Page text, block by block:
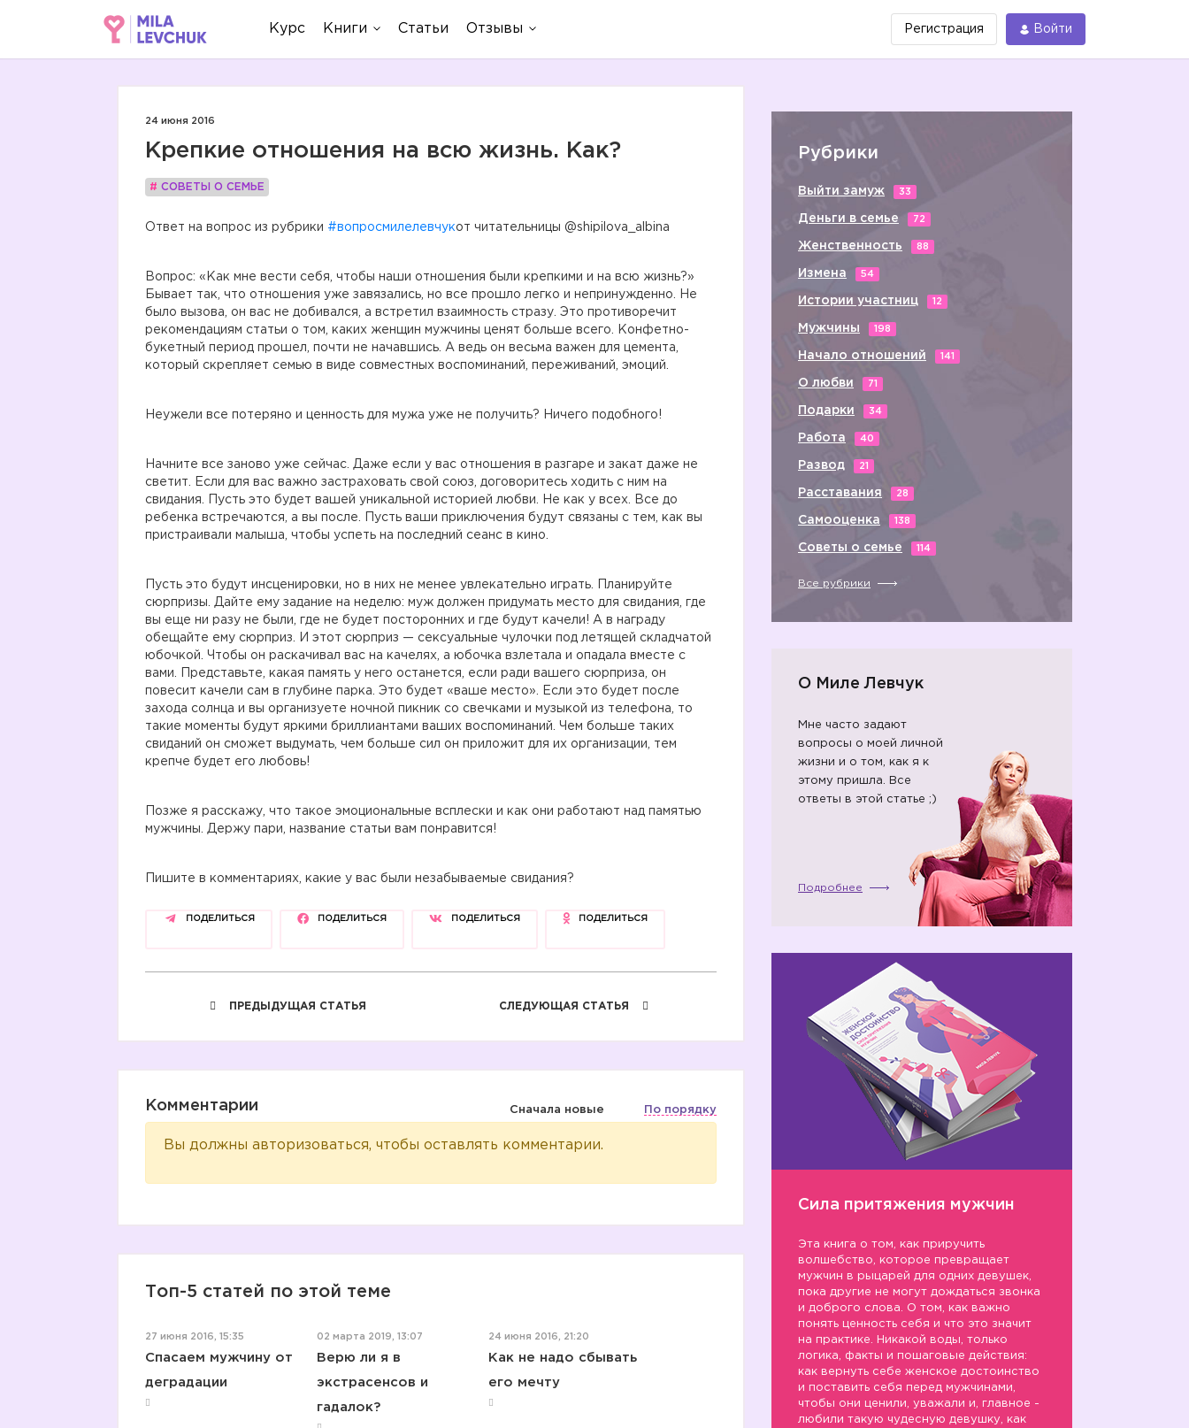
Курс Книги Статьи Отзывы Регистрация Войти
24 июня 2016
Крепкие отношения на всю жизнь. Как?
# СОВЕТЫ О СЕМЬЕ
Ответ на вопрос из рубрики #вопросмилелевчукот читательницы @shipilova_albina
Вопрос: «Как мне вести себя, чтобы наши отношения были крепкими и на всю жизнь?»
Бывает так, что отношения уже завязались, но все прошло легко и непринужденно. Не
было вызова, он вас не добивался, а встретил взаимность стразу. Это противоречит
рекомендациям статьи о том, каких женщин мужчины ценят больше всего. Конфетно-
букетный период прошел, почти не начавшись. А ведь он весьма важен для цемента,
который скрепляет семью в виде совместных воспоминаний, переживаний, эмоций.
Неужели все потеряно и ценность для мужа уже не получить? Ничего подобного!
Начните все заново уже сейчас. Даже если у вас отношения в разгаре и закат даже не
светит. Если для вас важно застраховать свой союз, договоритесь ходить с ним на
свидания. Пусть это будет вашей уникальной историей любви. Не как у всех. Все до
ребенка встречаются, а вы после. Пусть ваши приключения будут связаны с тем, как вы
пристраивали малыша, чтобы успеть на последний сеанс в кино.
Пусть это будут инсценировки, но в них не менее увлекательно играть. Планируйте
сюрпризы. Дайте ему задание на неделю: муж должен придумать место для свидания, где
вы еще ни разу не были, где не будет посторонних и где будут качели! А в награду
обещайте ему сюрприз. И этот сюрприз — сексуальные чулочки под летящей складчатой
юбочкой. Чтобы он раскачивал вас на качелях, а юбочка взлетала и опадала вместе с
вами. Представьте, какая память у него останется, если ради вашего сюрприза, он
повесит качели сам в глубине парка. Это будет «ваше место». Если это будет после
захода солнца и вы организуете ночной пикник со свечками и музыкой из телефона, то
такие моменты будут яркими бриллиантами ваших воспоминаний. Чем больше таких
свиданий он сможет выдумать, чем больше сил он приложит для их организации, тем
крепче будет его любовь!
Позже я расскажу, что такое эмоциональные всплески и как они работают над памятью
мужчины. Держу пари, название статьи вам понравится!
Пишите в комментариях, какие у вас были незабываемые свидания?
ПОДЕЛИТЬСЯ ПОДЕЛИТЬСЯ ПОДЕЛИТЬСЯ ПОДЕЛИТЬСЯ
ПРЕДЫДУЩАЯ СТАТЬЯ СЛЕДУЮЩАЯ СТАТЬЯ
Комментарии Сначала новые По порядку
Вы должны авторизоваться, чтобы оставлять комментарии.
Топ-5 статей по этой теме
27 июня 2016, 15:35
Спасаем мужчину от
деградации
02 марта 2019, 13:07
Верю ли я в
экстрасенсов и
гадалок?
24 июня 2016, 21:20
Как не надо сбывать
его мечту
Рубрики
Выйти замуж 33
Деньги в семье 72
Женственность 88
Измена 54
Истории участниц 12
Мужчины 198
Начало отношений 141
О любви 71
Подарки 34
Работа 40
Развод 21
Расставания 28
Самооценка 138
Советы о семье 114
Все рубрики
О Миле Левчук
Мне часто задают
вопросы о моей личной
жизни и о том, как я к
этому пришла. Все
ответы в этой статье ;)
Подробнее
Сила притяжения мужчин
Эта книга о том, как приручить
волшебство, которое превращает
мужчин в рыцарей для одних девушек,
пока другие не могут дождаться звонка
и доброго слова. О том, как важно
понять ценность себя и что это значит
на практике. Никакой воды, только
логика, факты и пошаговые действия:
как вернуть себе женское достоинство
и поставить себя перед мужчинами,
чтобы они ценили, уважали и, главное -
любили такую чудесную девушку, как